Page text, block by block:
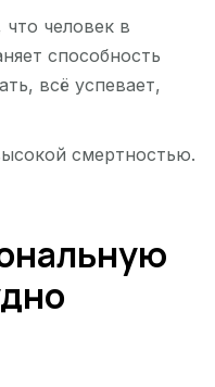
человек в
способность
всё успевает,
смертностью.